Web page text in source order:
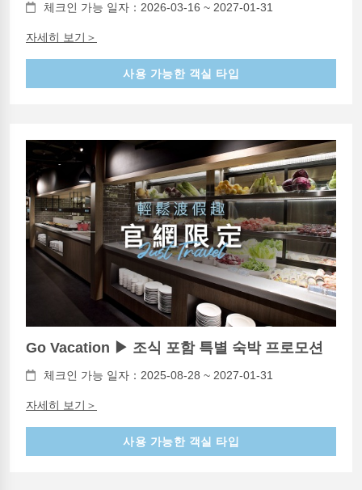
체크인 가능 일자：2026-03-16 ~ 2027-01-31
자세히 보기＞
사용 가능한 객실 타입
Go Vacation ▶ 조식 포함 특별 숙박 프로모션
체크인 가능 일자：2025-08-28 ~ 2027-01-31
자세히 보기＞
사용 가능한 객실 타입